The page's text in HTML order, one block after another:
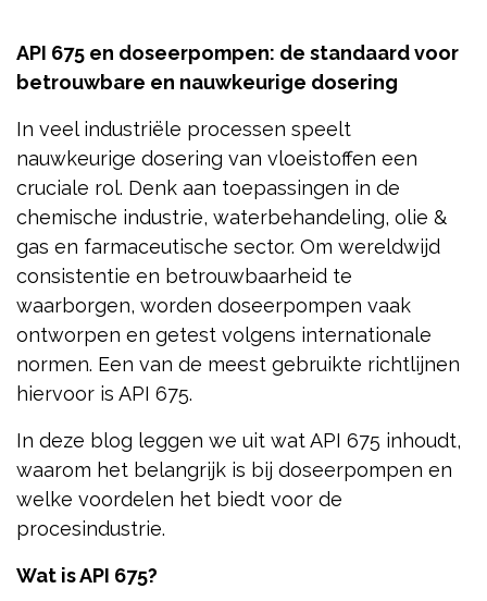
API 675 en doseerpompen: de standaard voor
betrouwbare en nauwkeurige dosering
In veel industriële processen speelt
nauwkeurige dosering van vloeistoffen een
cruciale rol. Denk aan toepassingen in de
chemische industrie, waterbehandeling, olie &
gas en farmaceutische sector. Om wereldwijd
consistentie en betrouwbaarheid te
waarborgen, worden doseerpompen vaak
ontworpen en getest volgens internationale
normen. Een van de meest gebruikte richtlijnen
hiervoor is API 675.
In deze blog leggen we uit wat API 675 inhoudt,
waarom het belangrijk is bij doseerpompen en
welke voordelen het biedt voor de
procesindustrie.
Wat is API 675?